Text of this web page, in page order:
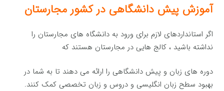
آموزش پیش دانشگاهی در کشور مجارستان
اگر استانداردهای لازم برای ورود به دانشگاه های مجارستان را
نداشته باشید ، کالج هایی در مجارستان هستند که
دوره های زبان و پیش دانشگاهی را ارائه می دهند تا به شما در
بهبود سطح زبان انگلیسی و دروس و زبان تخصصی کمک کنند.